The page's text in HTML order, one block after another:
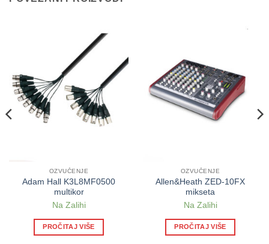
OZVUČENJE
Adam Hall K3L8MF0500
multikor
Na Zalihi
PROČITAJ VIŠE
OZVUČENJE
Allen&Heath ZED-10FX
mikseta
Na Zalihi
PROČITAJ VIŠE